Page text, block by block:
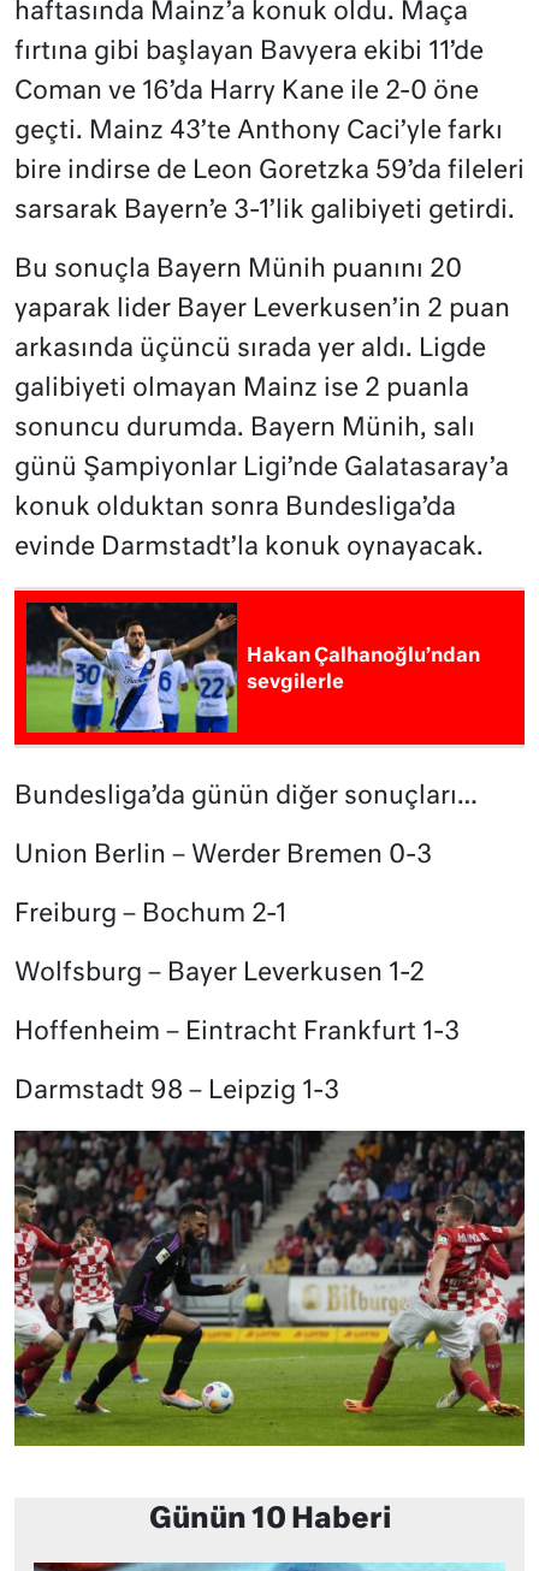
haftasında Mainz’a konuk oldu. Maça
fırtına gibi başlayan Bavyera ekibi 11’de
Coman ve 16’da Harry Kane ile 2-0 öne
geçti. Mainz 43’te Anthony Caci’yle farkı
bire indirse de Leon Goretzka 59’da fileleri
sarsarak Bayern’e 3-1’lik galibiyeti getirdi.
Bu sonuçla Bayern Münih puanını 20
yaparak lider Bayer Leverkusen’in 2 puan
arkasında üçüncü sırada yer aldı. Ligde
galibiyeti olmayan Mainz ise 2 puanla
sonuncu durumda. Bayern Münih, salı
günü Şampiyonlar Ligi’nde Galatasaray’a
konuk olduktan sonra Bundesliga’da
evinde Darmstadt’la konuk oynayacak.
Hakan Çalhanoğlu’ndan
sevgilerle
Bundesliga’da günün diğer sonuçları…
Union Berlin – Werder Bremen 0-3
Freiburg – Bochum 2-1
Wolfsburg – Bayer Leverkusen 1-2
Hoffenheim – Eintracht Frankfurt 1-3
Darmstadt 98 – Leipzig 1-3
Günün 10 Haberi